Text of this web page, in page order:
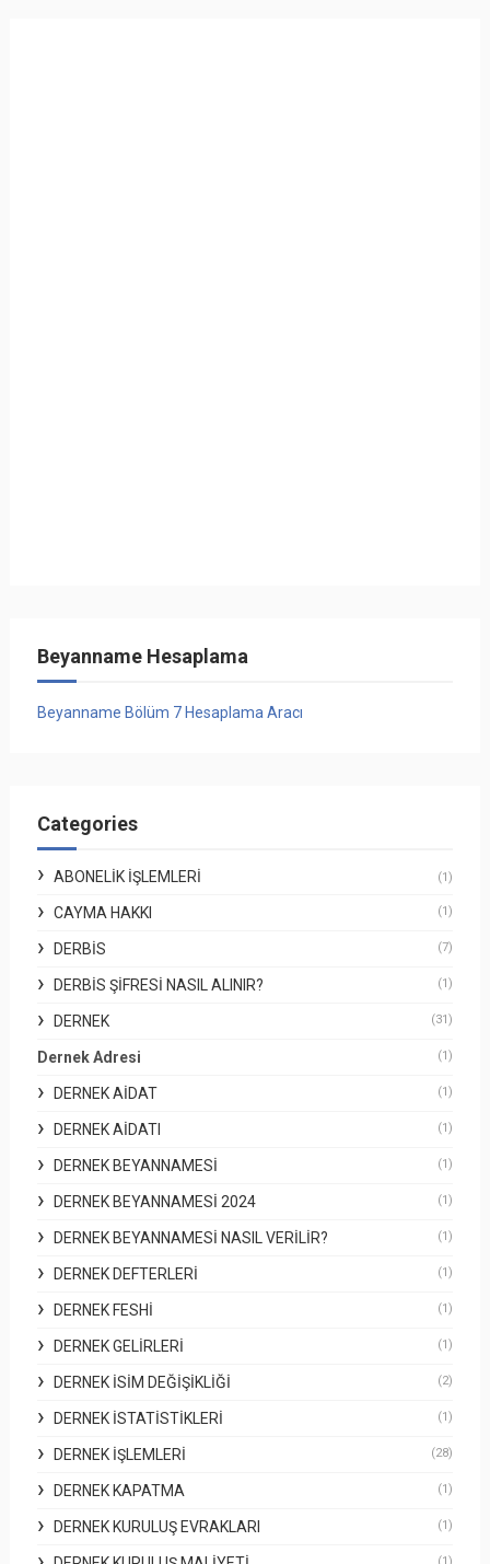
Beyanname Hesaplama
Beyanname Bölüm 7 Hesaplama Aracı
Categories
ABONELIK İŞLEMLERI (1)
CAYMA HAKKI (1)
DERBİS (7)
DERBİS ŞIFRESI NASIL ALINIR? (1)
DERNEK (31)
Dernek Adresi (1)
DERNEK AIDAT (1)
DERNEK AIDATI (1)
DERNEK BEYANNAMESI (1)
DERNEK BEYANNAMESI 2024 (1)
DERNEK BEYANNAMESI NASIL VERILIR? (1)
DERNEK DEFTERLERI (1)
DERNEK FESHI (1)
DERNEK GELIRLERI (1)
DERNEK İSIM DEĞIŞIKLIĞI (2)
DERNEK İSTATISTIKLERI (1)
DERNEK İŞLEMLERI (28)
DERNEK KAPATMA (1)
DERNEK KURULUŞ EVRAKLARI (1)
(1)